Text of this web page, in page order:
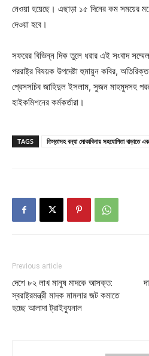
নেওয়া হয়েছে। এছাড়া ১৫ দিনের কম সময়ের
দেওয়া হবে।
সফরের বিভিন্ন দিক তুলে ধরার এই সংবাদ
পররাষ্ট্র বিষয়ক উপদেষ্টা হুমায়ুন কবির,
প্রেসসচিব জাহিদুল ইসলাম, সুজন মাহমুদসহ
হাইকমিশনের কর্মকর্তারা।
TAGS তিস্তাসহ বন্যা মোকাবিলায় সহযোগিতা বাড়াতে
Previous article
দেশে ৮২ লাখ মানুষ মাদকে আসক্ত:
স্বরাষ্ট্রমন্ত্রী মাদক মামলার জট কমাতে
হচ্ছে আলাদা ট্রাইব্যুনাল